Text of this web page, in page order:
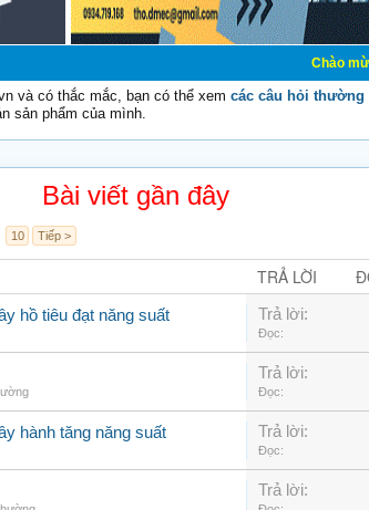
Chào mừng các
và có thắc mắc, bạn có thể xem các câu hỏi thường
sản phẩm của mình.
Bài viết gần đây
10 Tiếp >
TRẢ LỜI
hồ tiêu đạt năng suất Trả lời:
Đọc:
Trả lời:
Đọc:
hành tăng năng suất Trả lời:
Đọc:
Trả lời: